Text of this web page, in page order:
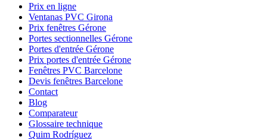
Prix en ligne
Ventanas PVC Girona
Prix fenêtres Gérone
Portes sectionnelles Gérone
Portes d'entrée Gérone
Prix portes d'entrée Gérone
Fenêtres PVC Barcelone
Devis fenêtres Barcelone
Contact
Blog
Comparateur
Glossaire technique
Quim Rodríguez